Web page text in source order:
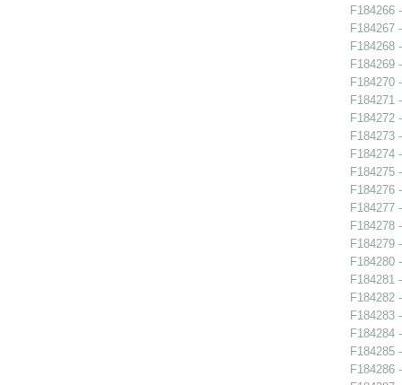
F184266
F184267
F184268
F184269
F184270
F184271
F184272
F184273
F184274
F184275
F184276
F184277
F184278
F184279
F184280
F184281
F184282
F184283
F184284
F184285
F184286